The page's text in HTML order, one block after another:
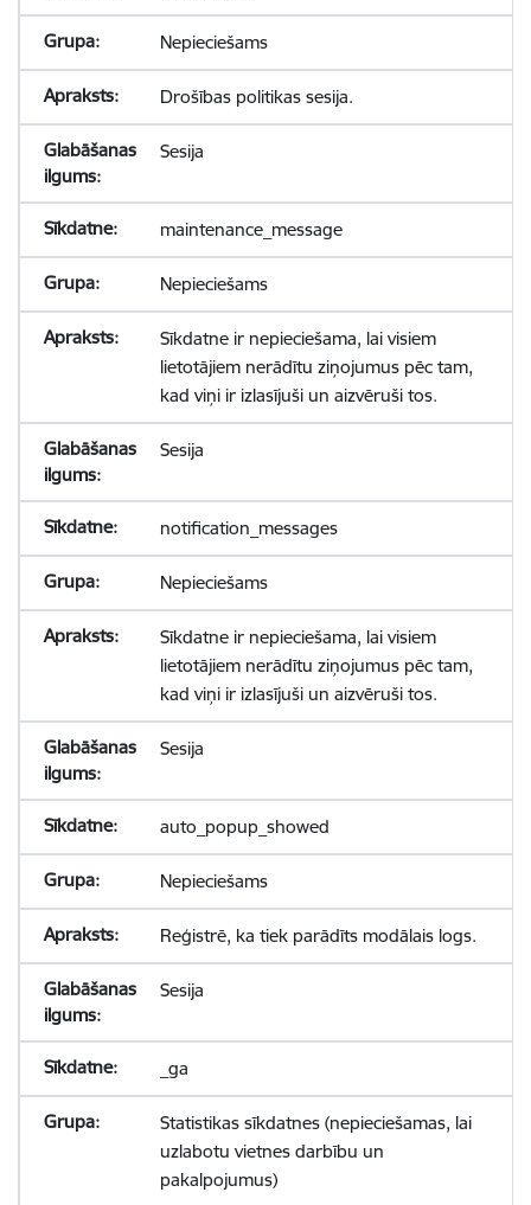
Nepieciešams
Drošības politikas sesija.
Sesija
maintenance_message
Nepieciešams
Sīkdatne ir nepieciešama, lai visiem
lietotājiem nerādītu ziņojumus pēc tam,
kad viņi ir izlasījuši un aizvēruši tos.
Sesija
notification_messages
Nepieciešams
Sīkdatne ir nepieciešama, lai visiem
lietotājiem nerādītu ziņojumus pēc tam,
kad viņi ir izlasījuši un aizvēruši tos.
Sesija
auto_popup_showed
Nepieciešams
Reģistrē, ka tiek parādīts modālais logs.
Sesija
_ga
Statistikas sīkdatnes (nepieciešamas, lai
uzlabotu vietnes darbību un
pakalpojumus)